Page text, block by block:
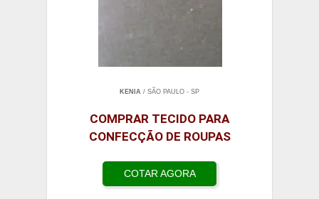
KENIA / SÃO PAULO - SP
COMPRAR TECIDO PARA
CONFECÇÃO DE ROUPAS
COTAR AGORA